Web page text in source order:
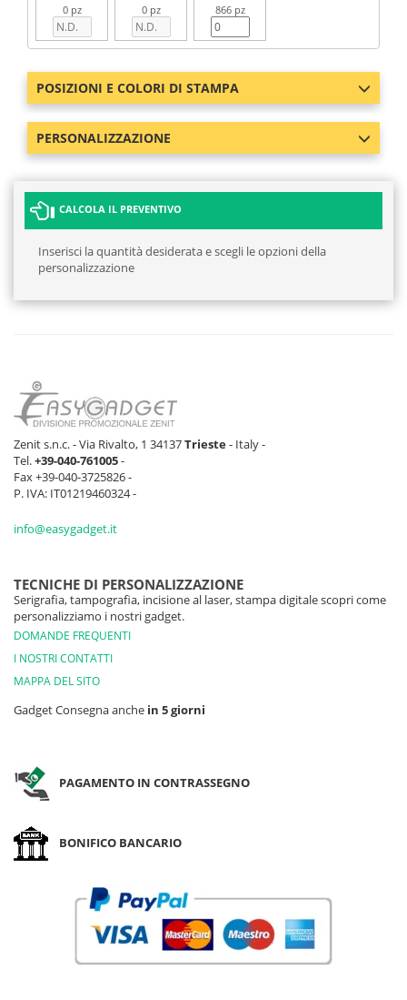
0 pz 0 pz 866 pz
POSIZIONI E COLORI DI STAMPA
PERSONALIZZAZIONE
CALCOLA IL PREVENTIVO
Inserisci la quantità desiderata e scegli le opzioni della
personalizzazione
Zenit s.n.c. - Via Rivalto, 1 34137Trieste- Italy -
Tel.+39-040-761005-
Fax +39-040-3725826 -
P. IVA: IT01219460324 -
info@easygadget.it
TECNICHE DI PERSONALIZZAZIONE
Serigrafia, tampografia, incisione al laser, stampa digitale scopri come
personalizziamo i nostri gadget.
DOMANDE FREQUENTI
I NOSTRI CONTATTI
MAPPA DEL SITO
Gadget Consegna anche in 5 giorni
PAGAMENTO IN CONTRASSEGNO
BONIFICO BANCARIO